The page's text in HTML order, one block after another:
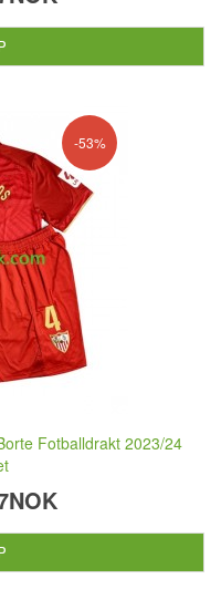
-53%
Fotballdrakt 2023/24